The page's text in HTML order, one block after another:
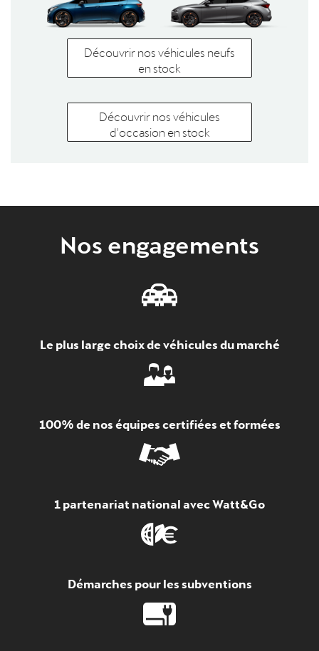
Découvrir nos véhicules neufs
en stock
Découvrir nos véhicules
d'occasion en stock
Nos engagements
Le plus large choix de véhicules du marché
100% de nos équipes certifiées et formées
1 partenariat national avec Watt&Go
Démarches pour les subventions